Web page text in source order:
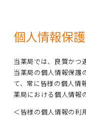
個人情報保
当薬局では、良質かつ
当薬局の個人情報保護
て、常に皆様の個人情
薬局における個人情報
＜皆様の個人情報の利